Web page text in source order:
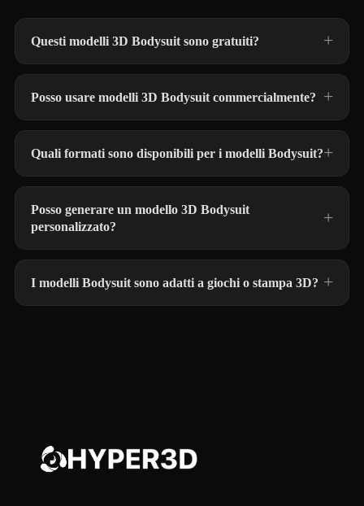
Questi modelli 3D Bodysuit sono gratuiti?
Posso usare modelli 3D Bodysuit commercialmente?
Quali formati sono disponibili per i modelli Bodysuit?
Posso generare un modello 3D Bodysuit
personalizzato?
I modelli Bodysuit sono adatti a giochi o stampa 3D?